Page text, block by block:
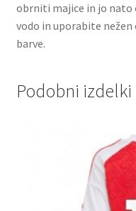
obrniti majice in jo
vodo in uporabite
barve.
Podobni izdelki